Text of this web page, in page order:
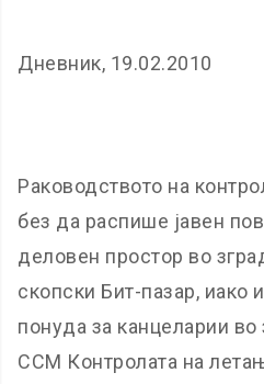
Дневник, 19.02.2010
Раководството на
без да распише јавен
деловен простор во
скопски Бит-пазар, иако
понуда за канцеларии во
ССМ Контролата на